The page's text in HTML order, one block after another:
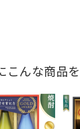
んな商品を